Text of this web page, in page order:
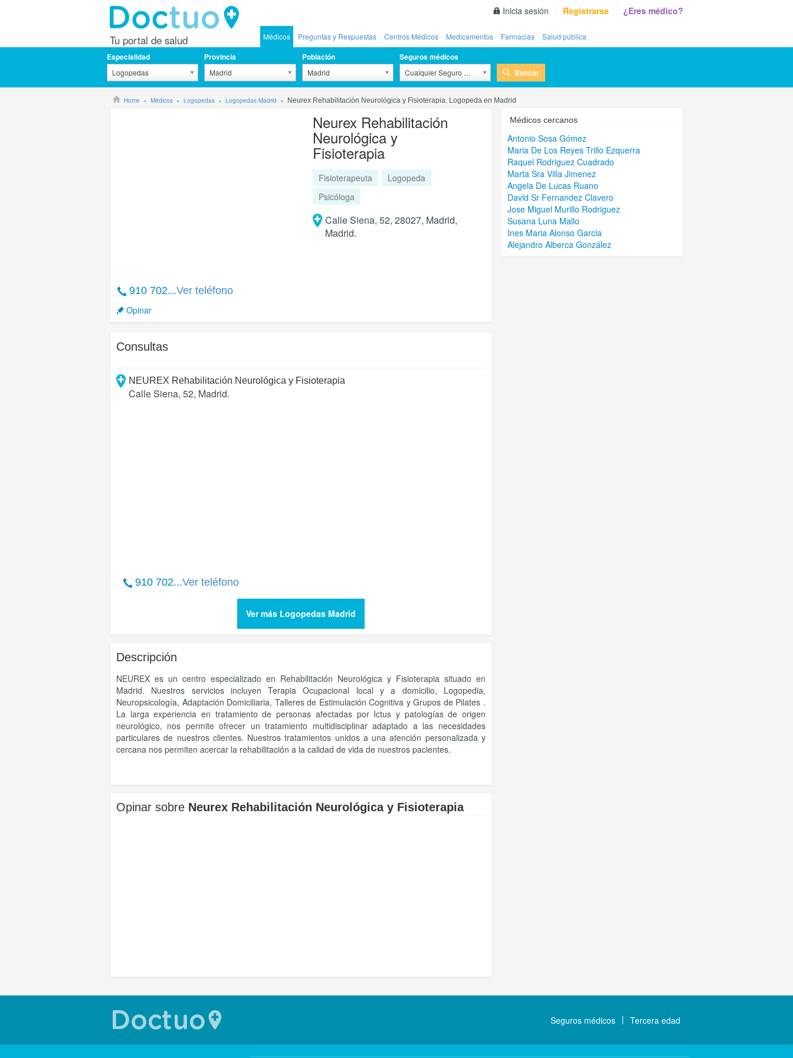
Tu portal de salud
Inicia sesión Registrarse ¿Eres médico?
Médicos Preguntas y Respuestas Centros Médicos Medicamentos Farmacias Salud pública
Especialidad
Logopedas
Provincia
Madrid
Población
Madrid
Seguros médicos
Cualquier Seguro Médico Buscar
Home Médicos Logopedas Logopedas Madrid Neurex Rehabilitación Neurológica y Fisioterapia. Logopeda en Madrid
910 702...Ver teléfono
Opinar
Neurex Rehabilitación
Neurológica y
Fisioterapia
Fisioterapeuta
Logopeda
Psicóloga
Calle Siena, 52, 28027, Madrid,
Madrid.
Consultas
NEUREX Rehabilitación Neurológica y Fisioterapia
Calle Siena, 52, Madrid.
910 702...Ver teléfono
Ver más Logopedas Madrid
Descripción
NEUREX es un centro especializado en Rehabilitación Neurológica y Fisioterapia situado en
Madrid. Nuestros servicios incluyen Terapia Ocupacional local y a domicilio, Logopedia,
Neuropsicología, Adaptación Domiciliaria, Talleres de Estimulación Cognitiva y Grupos de Pilates .
La larga experiencia en tratamiento de personas afectadas por Ictus y patologías de origen
neurológico, nos permite ofrecer un tratamiento multidisciplinar adaptado a las necesidades
particulares de nuestros clientes. Nuestros tratamientos unidos a una atención personalizada y
cercana nos permiten acercar la rehabilitación a la calidad de vida de nuestros pacientes.
Opinar sobre Neurex Rehabilitación Neurológica y Fisioterapia
Médicos cercanos
Antonio Sosa Gómez
Maria De Los Reyes Trillo Ezquerra
Raquel Rodriguez Cuadrado
Marta Sra Villa Jimenez
Angela De Lucas Ruano
David Sr Fernandez Clavero
Jose Miguel Murillo Rodriguez
Susana Luna Mallo
Ines Maria Alonso Garcia
Alejandro Alberca González
Seguros médicos Tercera edad